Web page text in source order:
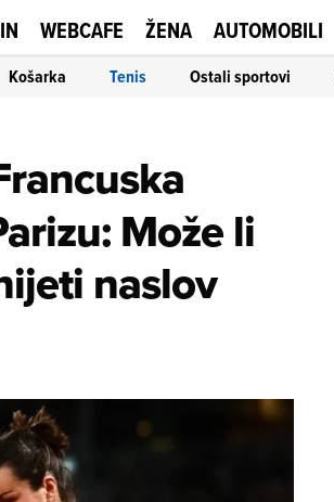
WEBCAFE ŽENA AUTOMOBILI
Košarka Tenis Ostali sportovi
Može li
naslov